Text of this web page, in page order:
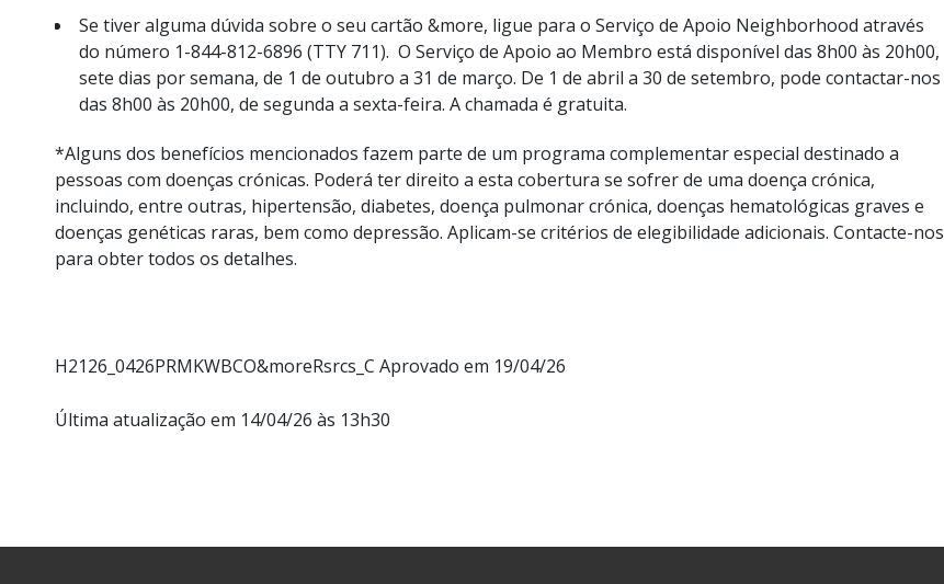
Se tiver alguma dúvida sobre o seu cartão &more, ligue para o Serviço de Apoio Neighborhood através
do número 1-844-812-6896 (TTY 711). O Serviço de Apoio ao Membro está disponível das 8h00 às 20h00,
sete dias por semana, de 1 de outubro a 31 de março. De 1 de abril a 30 de setembro, pode contactar-nos
das 8h00 às 20h00, de segunda a sexta-feira. A chamada é gratuita.
*Alguns dos benefícios mencionados fazem parte de um programa complementar especial destinado a
pessoas com doenças crónicas. Poderá ter direito a esta cobertura se sofrer de uma doença crónica,
incluindo, entre outras, hipertensão, diabetes, doença pulmonar crónica, doenças hematológicas graves e
doenças genéticas raras, bem como depressão. Aplicam-se critérios de elegibilidade adicionais. Contacte-nos
para obter todos os detalhes.
H2126_0426PRMKWBCO&moreRsrcs_C Aprovado em 19/04/26
Última atualização em 14/04/26 às 13h30